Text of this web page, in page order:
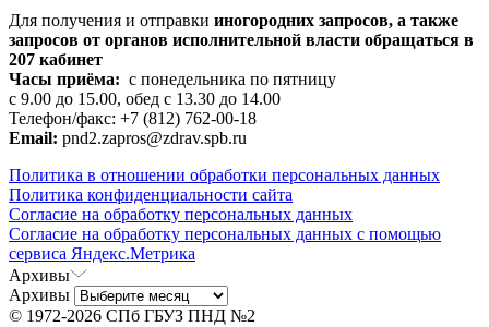
Для получения и отправки иногородних запросов, а также
запросов от органов исполнительной власти обращаться в
207 кабинет
Часы приёма: с понедельника по пятницу
с 9.00 до 15.00, обед с 13.30 до 14.00
Телефон/факс: +7 (812) 762-00-18
Email: pnd2.zapros@zdrav.spb.ru
Политика в отношении обработки персональных данных
Политика конфиденциальности сайта
Согласие на обработку персональных данных
Согласие на обработку персональных данных с помощью
сервиса Яндекс.Метрика
Архивы
Архивы
© 1972-2026 СПб ГБУЗ ПНД №2